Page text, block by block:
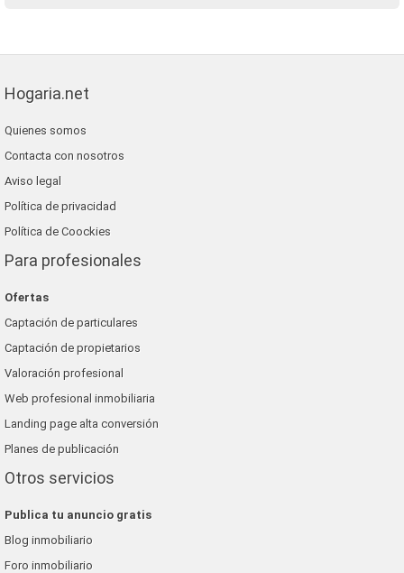
Hogaria.net
Quienes somos
Contacta con nosotros
Aviso legal
Política de privacidad
Política de Coockies
Para profesionales
Ofertas
Captación de particulares
Captación de propietarios
Valoración profesional
Web profesional inmobiliaria
Landing page alta conversión
Planes de publicación
Otros servicios
Publica tu anuncio gratis
Blog inmobiliario
Foro inmobiliario